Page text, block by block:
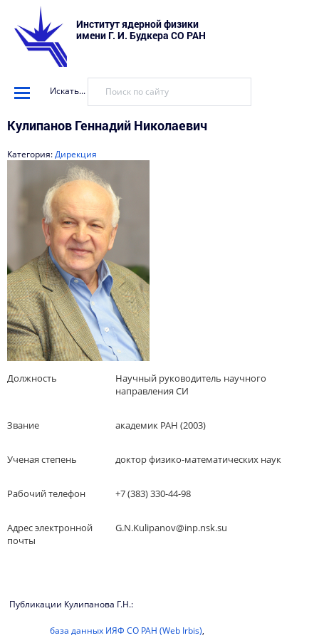
Институт ядерной физики
имени Г. И. Будкера СО РАН
Искать...
Кулипанов Геннадий Николаевич
Категория:Дирекция
Должность
Научный руководитель научного
направления СИ
Звание академик РАН (2003)
Ученая степень доктор физико-математических наук
Рабочий телефон +7 (383) 330-44-98
Адрес электронной
почты
G.N.Kulipanov@inp.nsk.su
Публикации Кулипанова Г.Н.:
база данных ИЯФ СО РАН (Web Irbis),